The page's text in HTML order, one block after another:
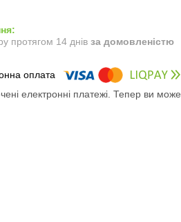
протягом 14 днів за домовленістю
електронні платежі. Тепер ви